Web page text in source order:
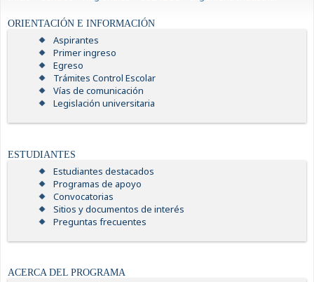
ORIENTACIÓN E INFORMACIÓN
Aspirantes
Primer ingreso
Egreso
Trámites Control Escolar
Vías de comunicación
Legislación universitaria
ESTUDIANTES
Estudiantes destacados
Programas de apoyo
Convocatorias
Sitios y documentos de interés
Preguntas frecuentes
ACERCA DEL PROGRAMA